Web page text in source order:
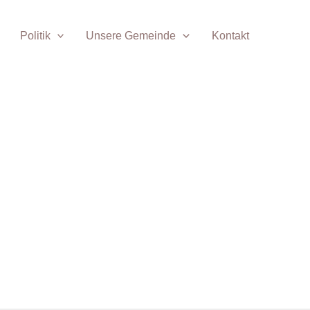
Politik Unsere Gemeinde Kontakt